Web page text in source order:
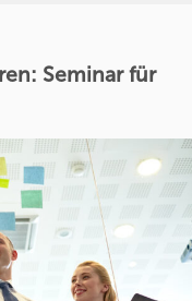
Seminar für